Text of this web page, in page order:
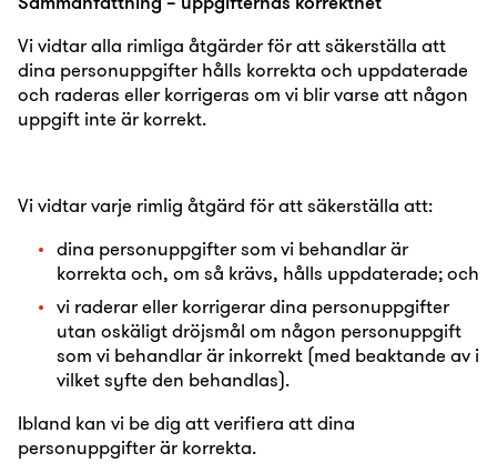
Vi vidtar alla rimliga åtgärder för att säkerställa att
dina personuppgifter hålls korrekta och uppdaterade
och raderas eller korrigeras om vi blir varse att någon
uppgift inte är korrekt.
Vi vidtar varje rimlig åtgärd för att säkerställa att:
dina personuppgifter som vi behandlar är
korrekta och, om så krävs, hålls uppdaterade; och
vi raderar eller korrigerar dina personuppgifter
utan oskäligt dröjsmål om någon personuppgift
som vi behandlar är inkorrekt (med beaktande av i
vilket syfte den behandlas).
Ibland kan vi be dig att verifiera att dina
personuppgifter är korrekta.